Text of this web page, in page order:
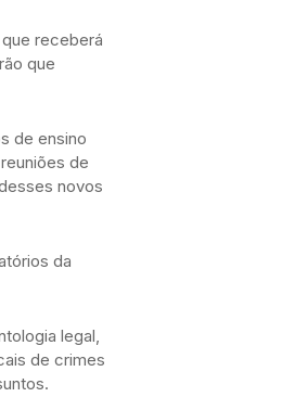
receberá
que
de ensino
de
novos
da
legal,
de crimes